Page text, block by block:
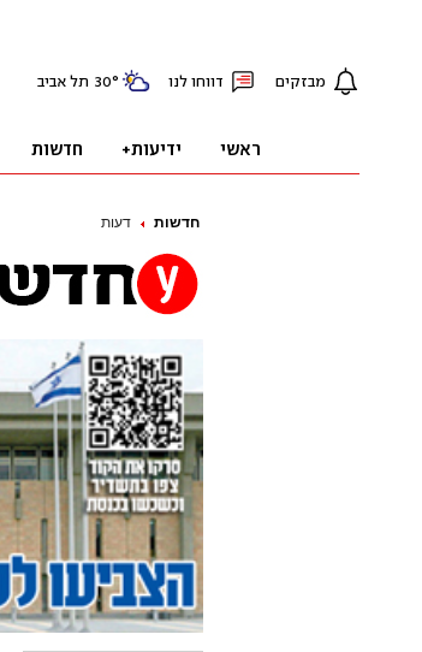
חדשות דעות